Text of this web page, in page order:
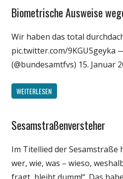
Gesellschaft
Medien
Politik
Technik
Unterhaltung
Webfundstück
Biometrische Ausweise
Wir haben das total
pic.twitter.com/9KGUSgeyka
(@bundesamtfvs) 15. Januar
WEITERLESEN
Gesellschaft
Medien
Politik
Sesamstraßenversteher
Im Titellied der Sesamstraße
wer, wie, was – wieso,